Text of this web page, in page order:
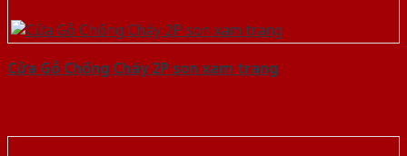
Cửa Gỗ Chống Cháy 2P son xam trang